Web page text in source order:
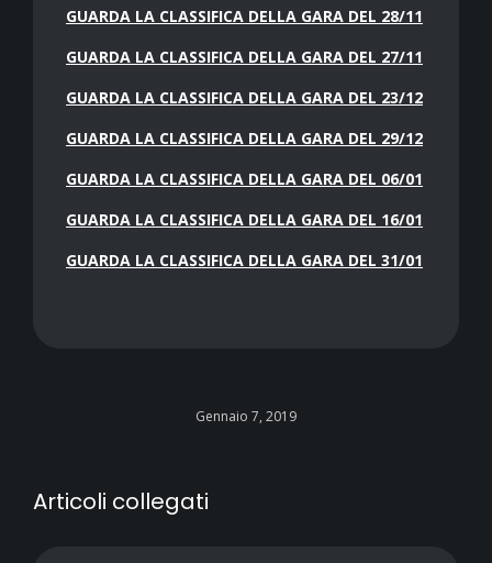
GUARDA LA CLASSIFICA DELLA GARA DEL 28/11
GUARDA LA CLASSIFICA DELLA GARA DEL 27/11
GUARDA LA CLASSIFICA DELLA GARA DEL 23/12
GUARDA LA CLASSIFICA DELLA GARA DEL 29/12
GUARDA LA CLASSIFICA DELLA GARA DEL 06/01
GUARDA LA CLASSIFICA DELLA GARA DEL 16/01
GUARDA LA CLASSIFICA DELLA GARA DEL 31/01
Gennaio 7, 2019
Articoli collegati